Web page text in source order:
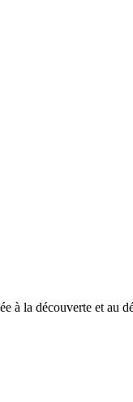
à la découverte et au